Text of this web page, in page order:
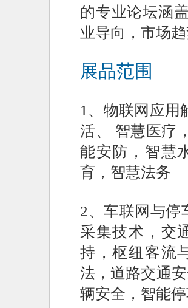
的专业论坛涵
业导向，市场
展品范围
1、物联网应用
活、 智慧医疗
能安防，智慧
育，智慧法务
2、车联网与停
采集技术，交
持，枢纽客流
法，道路交通
辆安全，智能